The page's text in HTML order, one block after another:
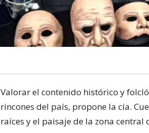
Valorar el contenido histórico y
rincones del país, propone la cía.
raíces y el paisaje de la zona central